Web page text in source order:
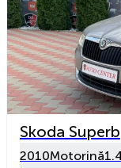
Skoda Superb
2010Motorină